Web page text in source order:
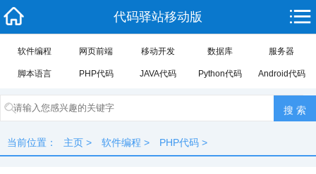
代码驿站移动版
软件编程 网页前端 移动开发 数据库 服务器
脚本语言 PHP代码 JAVA代码 Python代码 Android代码
当前位置： 主页 > 软件编程 > PHP代码 >